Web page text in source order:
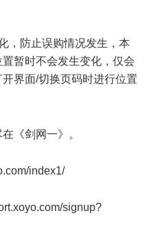
，防止误购情况发生，本
暂时不会发生变化，仅会
界面/切换页码时进行位置
《剑网一》。
index1/
signup?